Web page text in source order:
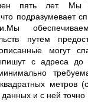
пять лет. Мы
подразумевает
путем
могут
с адреса до
метров
и с ней точно